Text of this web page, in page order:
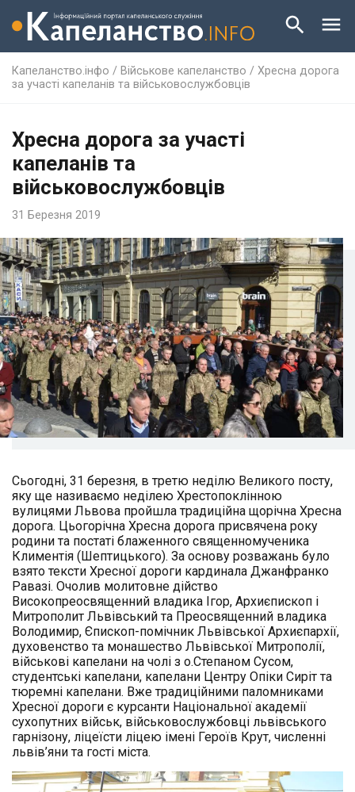
Капеланство.інфо / Військове капеланство / Хресна дорога
за участі капеланів та військовослужбовців
Хресна дорога за участі
капеланів та
військовослужбовців
31 Березня 2019
Сьогодні, 31 березня, в третю неділю Великого посту,
яку ще називаємо неділею Хрестопоклінною
вулицями Львова пройшла традиційна щорічна Хресна
дорога. Цьогорічна Хресна дорога присвячена року
родини та постаті блаженного священномученика
Климентія (Шептицького). За основу розважань було
взято тексти Хресної дороги кардинала Джанфранко
Равазі. Очолив молитовне дійство
Високопреосвященний владика Ігор, Архиєпископ і
Митрополит Львівський та Преосвященний владика
Володимир, Єпископ-помічник Львівської Архиєпархії,
духовенство та монашество Львівської Митрополії,
військові капелани на чолі з о.Степаном Сусом,
студентські капелани, капелани Центру Опіки Сиріт та
тюремні капелани. Вже традиційними паломниками
Хресної дороги є курсанти Національної академії
сухопутних військ, військовослужбовці львівського
гарнізону, ліцеїсти ліцею імені Героїв Крут, численні
львів’яни та гості міста.